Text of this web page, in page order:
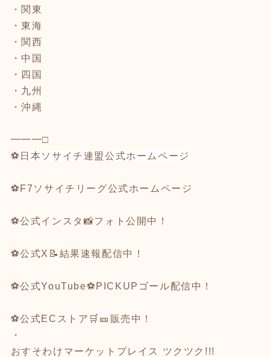
・ 関東
・東海
・ 関西
・ 中国
・ 四国
・ 九州
・沖縄
━━━□
⚽️ 日本ソサイチ連盟公式ホームページ
⚽ F7ソサイチリーグ公式ホームページ
⚽公式インスタ 📸フォト公開中！
⚽公式X 📝結果速報配信中！
⚽公式YouTube⚽️PICKUPゴール配信中！
⚽公式ECストア 🛒🎫販売中！
・
おすそわけマーケットプレイス ツクツク!!!